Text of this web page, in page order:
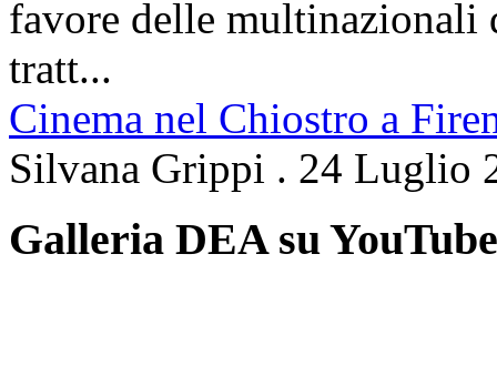
favore delle multinazionali
tratt...
Cinema nel Chiostro a
Silvana Grippi . 24 Luglio
Galleria DEA su YouTube